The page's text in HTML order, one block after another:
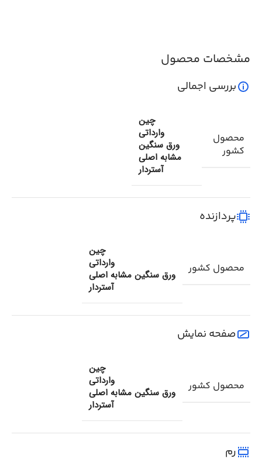
مشخصات محصول
بررسی اجمالی
محصول
کشور
چین
وارداتی
ورق سنگین
مشابه اصلی
آستردار
پردازنده
محصول کشور
چین
وارداتی
ورق سنگین مشابه اصلی
آستردار
صفحه نمایش
محصول کشور
چین
وارداتی
ورق سنگین مشابه اصلی
آستردار
رم